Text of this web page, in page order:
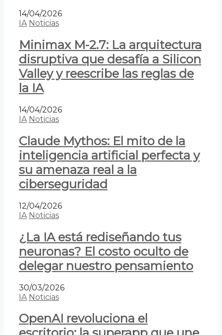
14/04/2026
IA Noticias
Minimax M-2.7: La arquitectura
disruptiva que desafía a Silicon
Valley y reescribe las reglas de
la IA
14/04/2026
IA Noticias
Claude Mythos: El mito de la
inteligencia artificial perfecta y
su amenaza real a la
ciberseguridad
12/04/2026
IA Noticias
¿La IA está rediseñando tus
neuronas? El costo oculto de
delegar nuestro pensamiento
30/03/2026
IA Noticias
OpenAI revoluciona el